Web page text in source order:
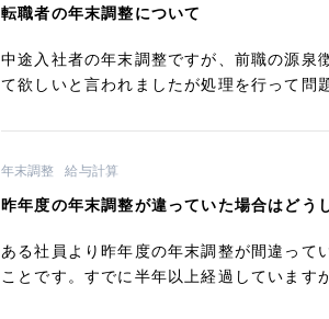
転職者の年末調整について
中途入社者の年末調整ですが、前職の源泉
て欲しいと言われましたが処理を行って問
年末調整 給与計算
昨年度の年末調整が違っていた場合はどう
ある社員より昨年度の年末調整が間違って
ことです。すでに半年以上経過しています